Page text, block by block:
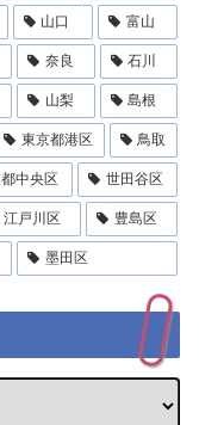
山口 富山
奈良 石川
山梨 島根
東京都港区 鳥取
中央区 世田谷区
江戸川区 豊島区
墨田区